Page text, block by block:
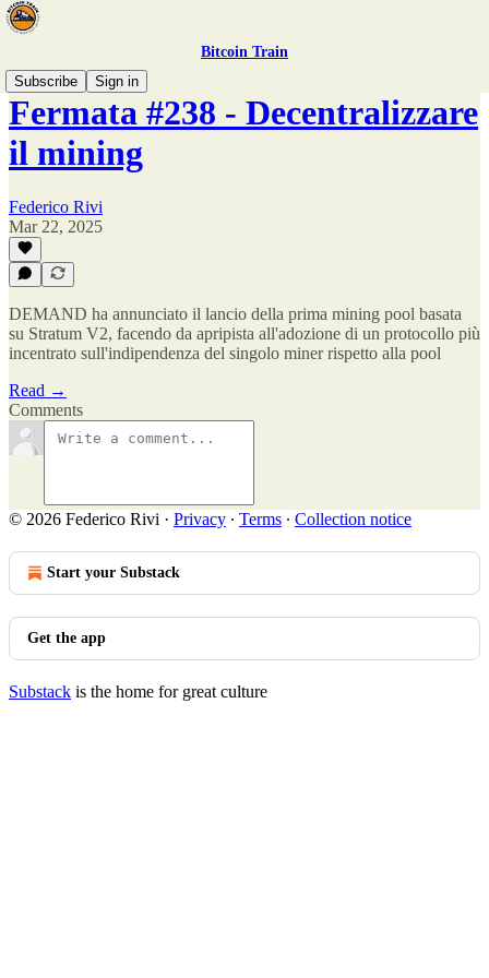
Bitcoin Train
Subscribe
Sign in
Fermata #238 - Decentralizzare
il mining
Federico Rivi
Mar 22, 2025
DEMAND ha annunciato il lancio della prima mining pool basata
su Stratum V2, facendo da apripista all'adozione di un protocollo più
incentrato sull'indipendenza del singolo miner rispetto alla pool
Read →
Comments
© 2026 Federico Rivi · Privacy ∙ Terms ∙ Collection notice
Start your Substack
Get the app
Substack is the home for great culture